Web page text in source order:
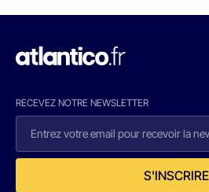
RECEVEZ NOTRE NEWSLETTER
S'INSCRIRE